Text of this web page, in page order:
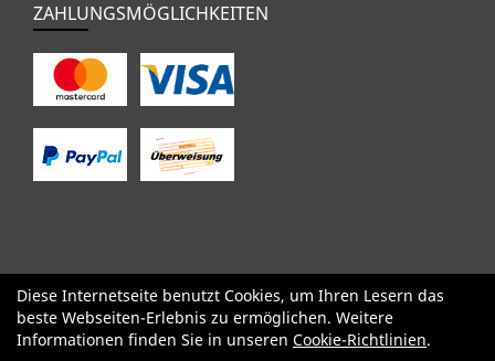
ZAHLUNGSMÖGLICHKEITEN
SALE Specialized Factor Cervélo BMC Orbea
Yeti
Pinarello
OPEN Kids / BMX Komponenten
Bekleidung
Zubehör
Sale
Diese Internetseite benutzt Cookies, um Ihren Lesern das
beste Webseiten-Erlebnis zu ermöglichen. Weitere
Informationen finden Sie in unseren Cookie-Richtlinien.